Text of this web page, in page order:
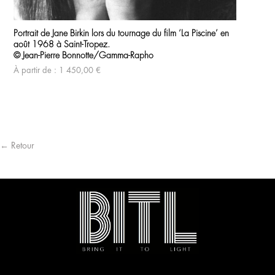
Ce
a
plusieurs
variations.
Les
options
du
Portrait de Jane Birkin lors du tournage du film ‘La Piscine’ en
août 1968 à Saint-Tropez.
© Jean-Pierre Bonnotte/Gamma-Rapho
À partir de : 1 450,00€
← Retour